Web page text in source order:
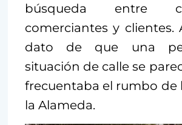
búsqueda entre
comerciantes y clientes.
dato de que una
situación de calle se
frecuentaba el rumbo de
la Alameda.